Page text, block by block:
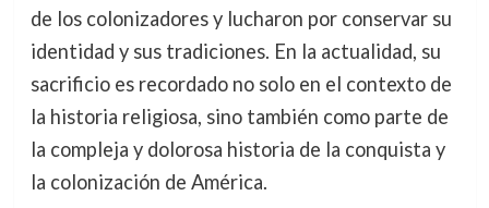
de los colonizadores y lucharon por conservar su
identidad y sus tradiciones. En la actualidad, su
sacrificio es recordado no solo en el contexto de
la historia religiosa, sino también como parte de
la compleja y dolorosa historia de la conquista y
la colonización de América.